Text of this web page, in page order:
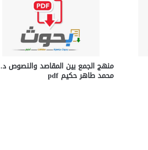
منهج الجمع بين المقاصد والنصوص د.
محمد طاهر حكيم pdf